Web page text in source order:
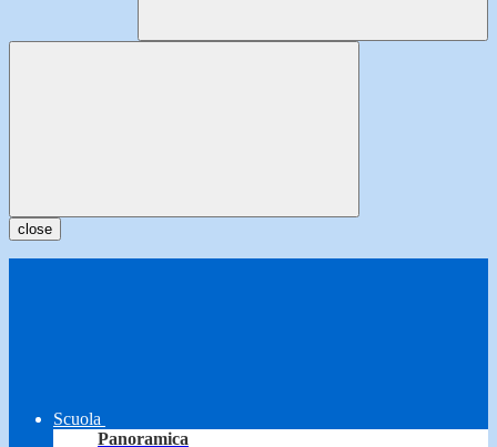
close
Scuola
Panoramica